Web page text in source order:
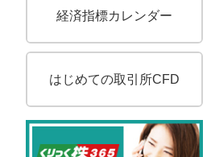
経済指標カレンダー
はじめての取引所CFD